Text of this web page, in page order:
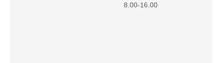
8.00-16.00